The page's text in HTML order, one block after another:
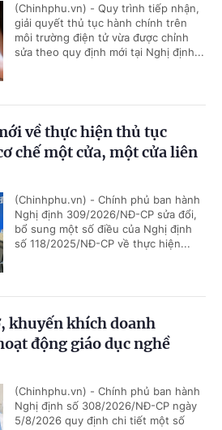
(Chinhphu.vn) - Quy trình tiếp nhận,
giải quyết thủ tục hành chính trên
môi trường điện tử vừa được chỉnh
sửa theo quy định mới tại Nghị định...
về thực hiện thủ tục
chế một cửa, một cửa liên
(Chinhphu.vn) - Chính phủ ban hành
Nghị định 309/2026/NĐ-CP sửa đổi,
bổ sung một số điều của Nghị định
số 118/2025/NĐ-CP về thực hiện...
khuyến khích doanh
động giáo dục nghề
(Chinhphu.vn) - Chính phủ ban hành
Nghị định số 308/2026/NĐ-CP ngày
5/8/2026 quy định chi tiết một số